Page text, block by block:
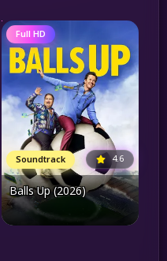
Full HD
Soundtrack 4.6
Balls Up (2026)